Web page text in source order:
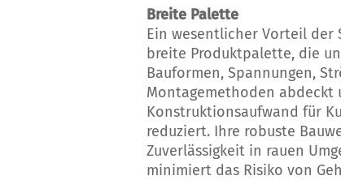
Breite Palette
Ein wesentlicher Vorteil der
breite Produktpalette, die
Bauformen, Spannungen,
Montagemethoden abdeckt
Konstruktionsaufwand für
reduziert. Ihre robuste
Zuverlässigkeit in rauen
minimiert das Risiko von